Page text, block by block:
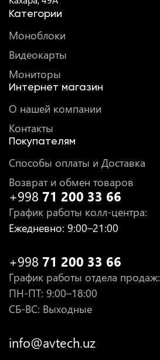
Категории
Моноблоки
Видеокарты
Мониторы
Интернет магазин
О нашей компании
Контакты
Покупателям
Способы оплаты и Доставка
Возврат и обмен товаров
+998 71 200 33 66
График работы колл-центра:
Ежедневно: 9:00–21:00
+998 71 200 33 66
График работы отдела продаж:
ПН-ПТ: 9:00–18:00
СБ-ВС: Выходные
info@avtech.uz